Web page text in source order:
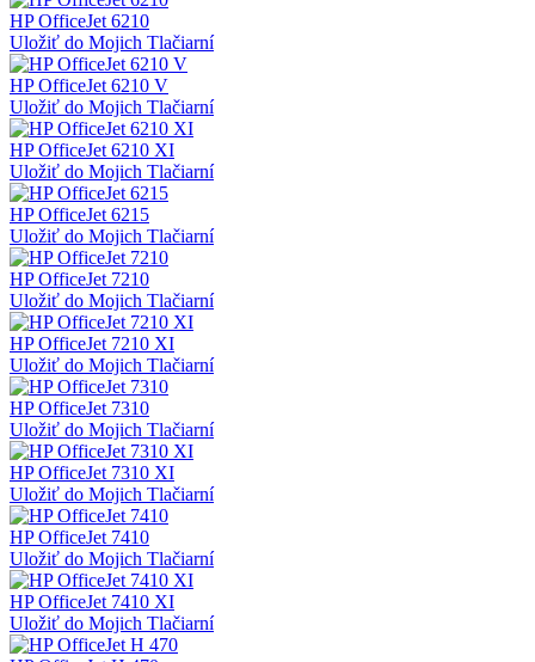
HP OfficeJet 6210
Uložiť do Mojich Tlačiarní
HP OfficeJet 6210 V
Uložiť do Mojich Tlačiarní
HP OfficeJet 6210 XI
Uložiť do Mojich Tlačiarní
HP OfficeJet 6215
Uložiť do Mojich Tlačiarní
HP OfficeJet 7210
Uložiť do Mojich Tlačiarní
HP OfficeJet 7210 XI
Uložiť do Mojich Tlačiarní
HP OfficeJet 7310
Uložiť do Mojich Tlačiarní
HP OfficeJet 7310 XI
Uložiť do Mojich Tlačiarní
HP OfficeJet 7410
Uložiť do Mojich Tlačiarní
HP OfficeJet 7410 XI
Uložiť do Mojich Tlačiarní